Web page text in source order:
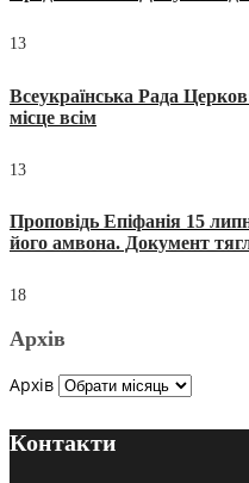
13
Всеукраїнська Рада
місце всім
13
Проповідь Епіфанія 15
його амвона. Документ
18
Архів
Архів
Контакти